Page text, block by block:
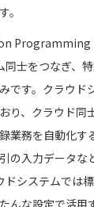
。
Programming
同士をつなぎ、
です。クラウド
り、クラウド同
業務を自動化す
の入力データな
ドシステムでは
んな設定で活